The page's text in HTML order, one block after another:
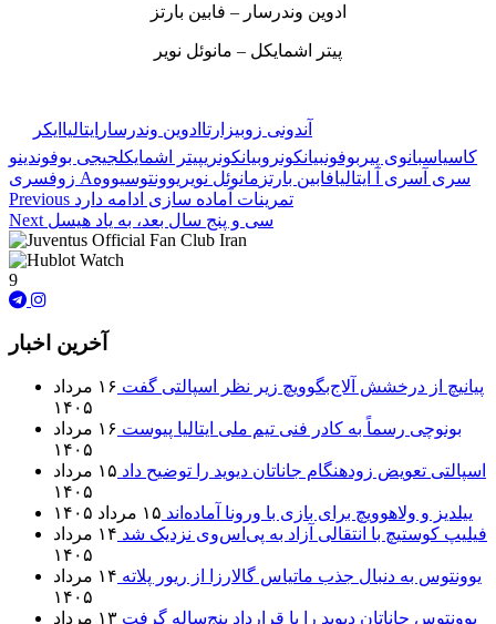
ادوین وندرسار – فابین بارتز
پیتر اشمایکل – مانوئل نویر
آندونی زوبیزارتا ادوین وندرسار ایتالیا ایکر
کاسیاسبانوی پیر بوفونبیانکونروبیانکونریپیتر اشمایکلجیجی بوفوندینو
زوف سری A سری آ سری آ ایتالیافابین بارتز مانوئل نویر یوونتوسیووه
Previous تمرینات آماده سازی ادامه دارد
Next سی و پنج سال بعد، به یاد هیسل
9
آخرین اخبار
پیانیچ از درخشش آلاج‌بگوویچ زیر نظر اسپالتی گفت
۱۶ مرداد
۱۴۰۵
بونوچی رسماً به کادر فنی تیم ملی ایتالیا پیوست
۱۶ مرداد
۱۴۰۵
اسپالتی تعویض زودهنگام جاناتان دیوید را توضیح داد
۱۵ مرداد
۱۴۰۵
ییلدیز و ولاهوویچ برای بازی با ورونا آماده‌اند ۱۵ مرداد ۱۴۰۵
فیلیپ کوستیچ با انتقالی آزاد به پی‌اس‌وی نزدیک شد
۱۴ مرداد
۱۴۰۵
یوونتوس به دنبال جذب ماتیاس گالارزا از ریور پلاته
۱۴ مرداد
۱۴۰۵
یوونتوس جاناتان دیوید را با قرارداد پنج‌ساله گرفت
۱۳ مرداد